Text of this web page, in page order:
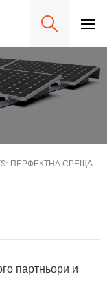
ПЕРФЕКТНА СРЕЩА
партньори и